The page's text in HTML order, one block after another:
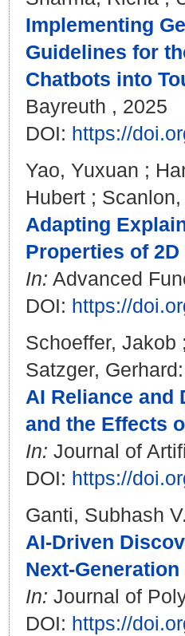
Implementing
Guidelines for
Chatbots into
Bayreuth , 2025
DOI: https://
Yao, Yuxuan ;
Hubert ;
Adapting
Properties of
In: Advanced
DOI: https://
Schoeffer, Jakob
Satzger, Gerhard:
AI Reliance and
and the Effects
In: Journal of
DOI: https://
Ganti, Subhash
AI-Driven
Next-
In: Journal of
DOI: https://